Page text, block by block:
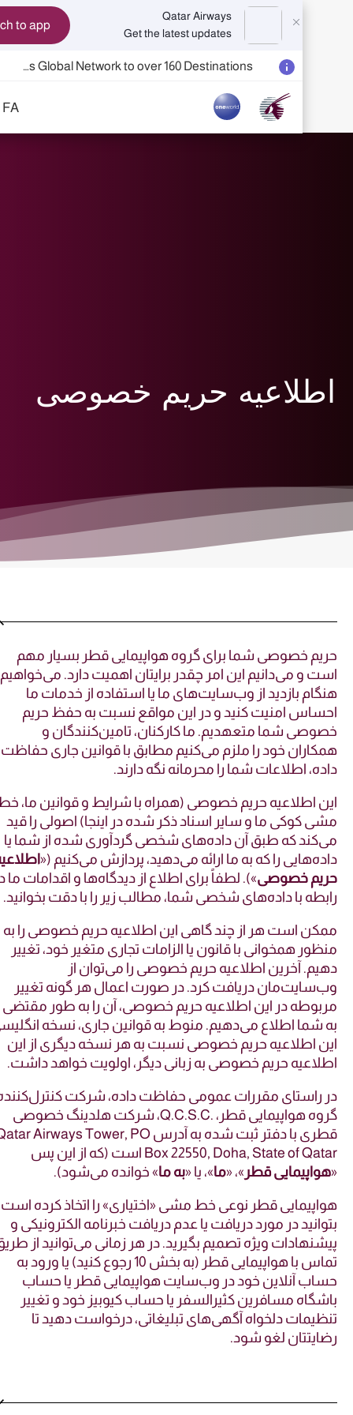
Qatar Airways
Get the latest updates
Switch to app
Qatar Airways Expands Global Network to over 160 Destinations
6 August 2026: Qatar Airways flight resumption to Bahrain (BAH), Erbil (EBL), and Kuwait (KWI)
حریم خصوصی
خصوصی شما برای گروه هواپیمایی قطر بسیار مهم
و می‌دانیم این امر چقدر برایتان اهمیت دارد. می‌خواهیم
بازدید از وب‌سایت‌های ما یا استفاده از خدمات ما
امنیت کنید و در این مواقع نسبت به حفظ حریم
شما متعهدیم. ما کارکنان، تامین‌کنندگان و
خود را ملزم می‌کنیم مطابق با قوانین جاری حفاظت
اطلاعات شما را محرمانه نگه دارند.
اطلاعیه حریم خصوصی (همراه با شرایط و قوانینما،خط
کوکیما و سایر اسناد ذکر شده در اینجا) اصولی را قید
که طبق آن داده‌های شخصی گردآوری شده از شما یا
را که به ما ارائه می‌دهید، پردازش می‌کنیم («اطلاعیه
خصوصی»). لطفاً برای اطلاع از دیدگاه‌ها و اقدامات ما در
با داده‌های شخصی شما، مطالب زیر را با دقت بخوانید.
است هر از چند گاهی این اطلاعیه حریم خصوصی را به
همخوانی با قانون یا الزامات تجاری متغیر خود، تغییر
آخرین اطلاعیه حریم خصوصی را می‌توان از
دریافت کرد. در صورت اعمال هر گونه تغییر
در این اطلاعیه حریم خصوصی، آن را به طور مقتضی
شما اطلاع می‌دهیم. منوط به قوانین جاری، نسخه انگلیسی
اطلاعیه حریم خصوصی نسبت به هر نسخه دیگری از این
حریم خصوصی به زبانی دیگر، اولویت خواهد داشت.
راستای مقررات عمومی حفاظت داده، شرکت کنترل‌کننده ،
گروه هواپیمایی قطر، .Q.C.S.C، شرکت هلدینگ خصوصی
قطری با دفتر ثبت شده به آدرس Qatar Airways Tower, PO
Box 22550, Doha, State of Qatar است (که از این پس
قطر»، «ما»، یا «به ما» خوانده می‌شود).
قطر نوعی خط مشی «اختیاری» را اتخاذ کرده است تا
در مورد دریافت یا عدم دریافت خبرنامه الکترونیکی و
ویژه تصمیم بگیرید. در هر زمانی می‌توانید از طریق
تماس با هواپیمایی قطر (به بخش 10 رجوع کنید) یا ورود به
آنلاین خود در وب‌سایت هواپیمایی قطر یا حساب
مسافرین کثیرالسفر یا حساب کیوبیز خود و تغییر
دلخواه آگهی‌های تبلیغاتی، درخواست دهید تا
لغو شود.